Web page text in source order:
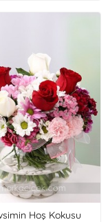
Hoş Kokusu